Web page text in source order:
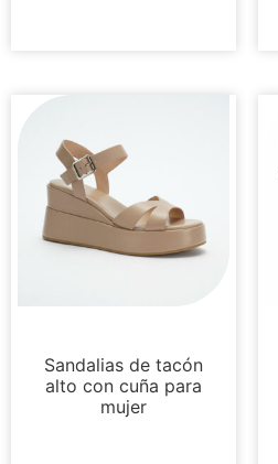
Sandalias de tacón
alto con cuña para
mujer